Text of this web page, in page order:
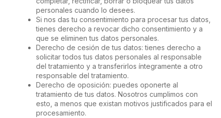
personales cuando lo desees.
Si nos das tu consentimiento para procesar tus datos,
tienes derecho a revocar dicho consentimiento y a
que se eliminen tus datos personales.
Derecho de cesión de tus datos: tienes derecho a
solicitar todos tus datos personales al responsable
del tratamiento y a transferirlos íntegramente a otro
responsable del tratamiento.
Derecho de oposición: puedes oponerte al
tratamiento de tus datos. Nosotros cumplimos con
esto, a menos que existan motivos justificados para el
procesamiento.